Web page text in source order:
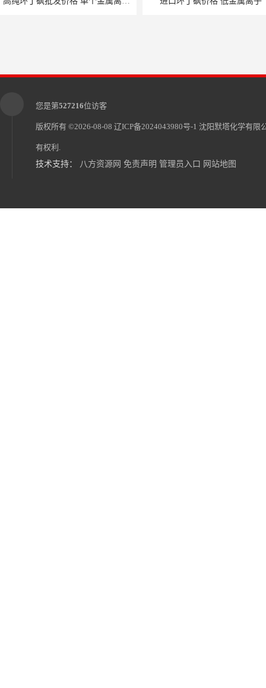
电子级环丁砜1126 金属离子总数＜20ppb
您是第527216位访客
版权所有 ©2026-08-08 辽ICP备2024043980号-1 沈阳默塔化学有限
有权利.
技术支持： 八方资源网 免责声明 管理员入口 网站地图